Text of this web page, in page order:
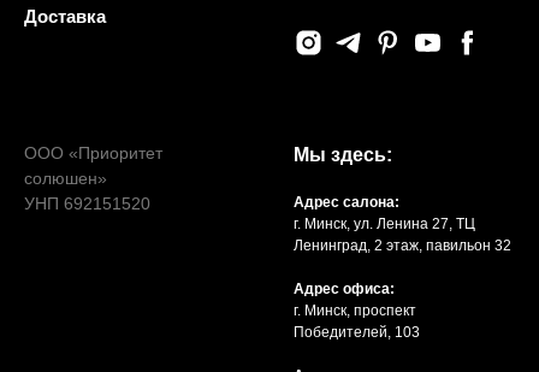
Доставка
ООО «Приоритет
солюшен»
УНП 692151520
Мы здесь:
Адрес салона:
г. Минск, ул. Ленина 27, ТЦ
Ленинград, 2 этаж, павильон 32
Адрес офиса:
г. Минск, проспект
Победителей, 103